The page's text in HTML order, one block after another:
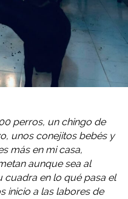
perros, un chingo de
unos conejitos bebés y
más en mi casa,
aunque sea al
en lo qué pasa el
inicio a las labores de